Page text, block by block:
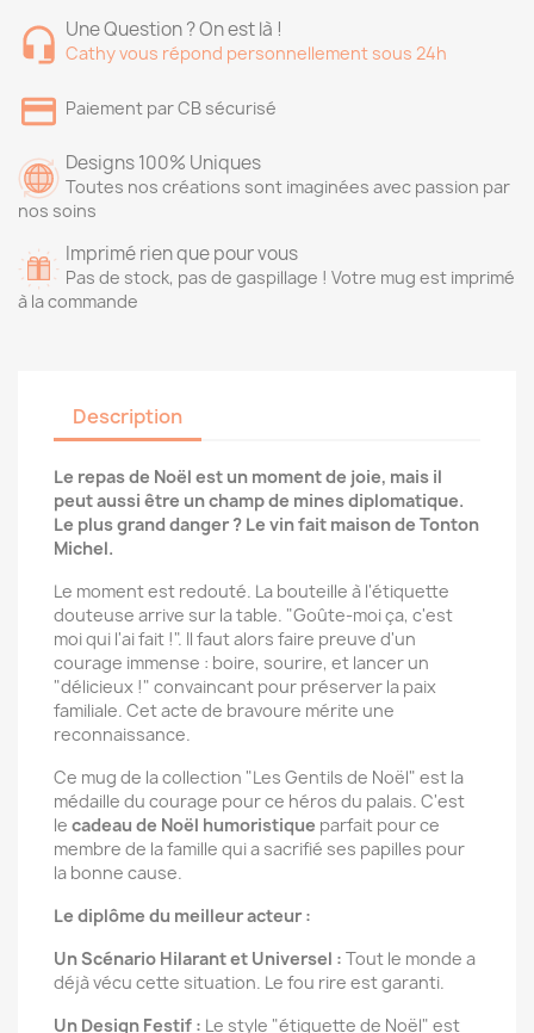
Une Question ? On est là !
Cathy vous répond personnellement sous 24h
Paiement par CB sécurisé
Designs 100% Uniques
Toutes nos créations sont imaginées avec passion par
nos soins
Imprimé rien que pour vous
Pas de stock, pas de gaspillage ! Votre mug est imprimé
à la commande
Description
Le repas de Noël est un moment de joie, mais il
peut aussi être un champ de mines diplomatique.
Le plus grand danger ? Le vin fait maison de Tonton
Michel.
Le moment est redouté. La bouteille à l'étiquette
douteuse arrive sur la table. "Goûte-moi ça, c'est
moi qui l'ai fait !". Il faut alors faire preuve d'un
courage immense : boire, sourire, et lancer un
"délicieux !" convaincant pour préserver la paix
familiale. Cet acte de bravoure mérite une
reconnaissance.
Ce mug de la collection "Les Gentils de Noël" est la
médaille du courage pour ce héros du palais. C'est
le cadeau de Noël humoristique parfait pour ce
membre de la famille qui a sacrifié ses papilles pour
la bonne cause.
Le diplôme du meilleur acteur :
Un Scénario Hilarant et Universel : Tout le monde a
déjà vécu cette situation. Le fou rire est garanti.
Un Design Festif : Le style "étiquette de Noël" est